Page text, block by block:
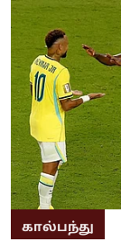
கால்பந்து